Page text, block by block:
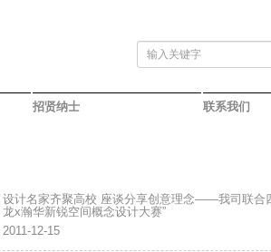
招贤纳士 联系我们
设计名家齐聚高校 座谈分享创意理念——我司联合
龙x瀚华新锐空间概念设计大赛”
2011-12-15